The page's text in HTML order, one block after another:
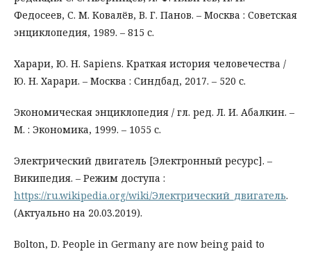
Федосеев, С. М. Ковалёв, В. Г. Панов. – Москва : Советская
энциклопедия, 1989. – 815 с.
Харари, Ю. Н. Sapiens. Краткая история человечества /
Ю. Н. Харари. – Москва : Синдбад, 2017. – 520 с.
Экономическая энциклопедия / гл. ред. Л. И. Абалкин. –
М. : Экономика, 1999. – 1055 с.
Электрический двигатель [Электронный ресурс]. –
Википедия. – Режим доступа :
https://ru.wikipedia.org/wiki/Электрический_двигатель.
(Актуально на 20.03.2019).
Bolton, D. People in Germany are now being paid to